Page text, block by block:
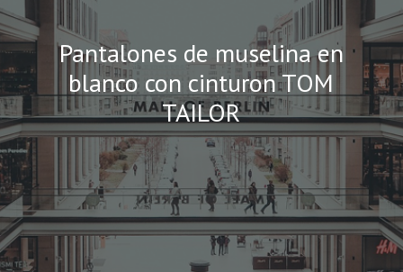
Pantalones de muselina en
blanco con cinturon TOM
TAILOR